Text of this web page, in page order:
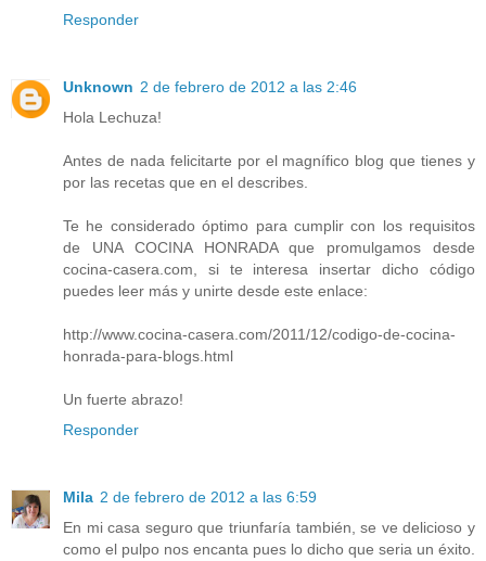
Responder
Unknown 2 de febrero de 2012 a las 2:46
Hola Lechuza!
Antes de nada felicitarte por el magnífico blog que tienes y
por las recetas que en el describes.
Te he considerado óptimo para cumplir con los requisitos
de UNA COCINA HONRADA que promulgamos desde
cocina-casera.com, si te interesa insertar dicho código
puedes leer más y unirte desde este enlace:
http://www.cocina-casera.com/2011/12/codigo-de-cocina-
honrada-para-blogs.html
Un fuerte abrazo!
Responder
Mila 2 de febrero de 2012 a las 6:59
En mi casa seguro que triunfaría también, se ve delicioso y
como el pulpo nos encanta pues lo dicho que seria un éxito.